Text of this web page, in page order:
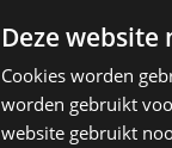
Deze
Cookies worden
worden gebruikt
website gebruikt